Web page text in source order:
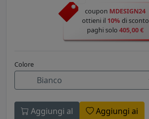
coupon MDESIGN24
ottieni il 10% di sconto
paghi solo 405,00 €
Colore
Bianco
Aggiungi al
Aggiungi ai